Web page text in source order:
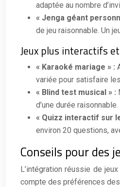
adaptée au nombre
« Jenga géant
de jeu raisonnable. Un
Jeux plus interactifs
« Karaoké mariage » :
variée pour satisfaire
« Blind test musical » :
d’une durée raisonnable.
« Quizz interactif sur
environ 20 questions,
Conseils pour des
L’intégration réussie de
compte des préférences